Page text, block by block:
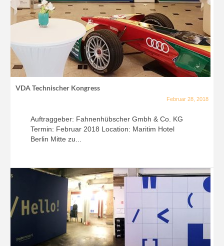
VDA Technischer Kongress
Februar 28, 2018
Auftraggeber: Fahnenhübscher Gmbh & Co. KG
Termin: Februar 2018 Location: Maritim Hotel
Berlin Mitte zu...